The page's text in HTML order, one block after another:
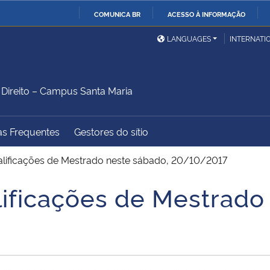
COMUNICA BR ACESSO À INFORMAÇÃO
Ministério da Defesa
Ministério das Relações
Exteriores
Ministério do
Desenvolvimento Regional
Controladoria-Geral da
União
Advocacia-Geral da União Banco Central do Brasil
LANGUAGES
– Campus Santa Maria
Frequentes Gestores do sítio
de Mestrado neste sábado, 20/10/2017
de